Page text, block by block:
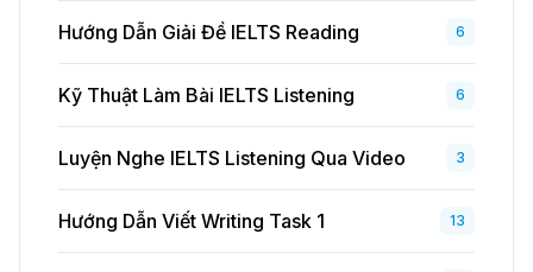
Hướng Dẫn Giải Đề IELTS Reading 6
Kỹ Thuật Làm Bài IELTS Listening 6
Luyện Nghe IELTS Listening Qua Video 3
Hướng Dẫn Viết Writing Task 1 13